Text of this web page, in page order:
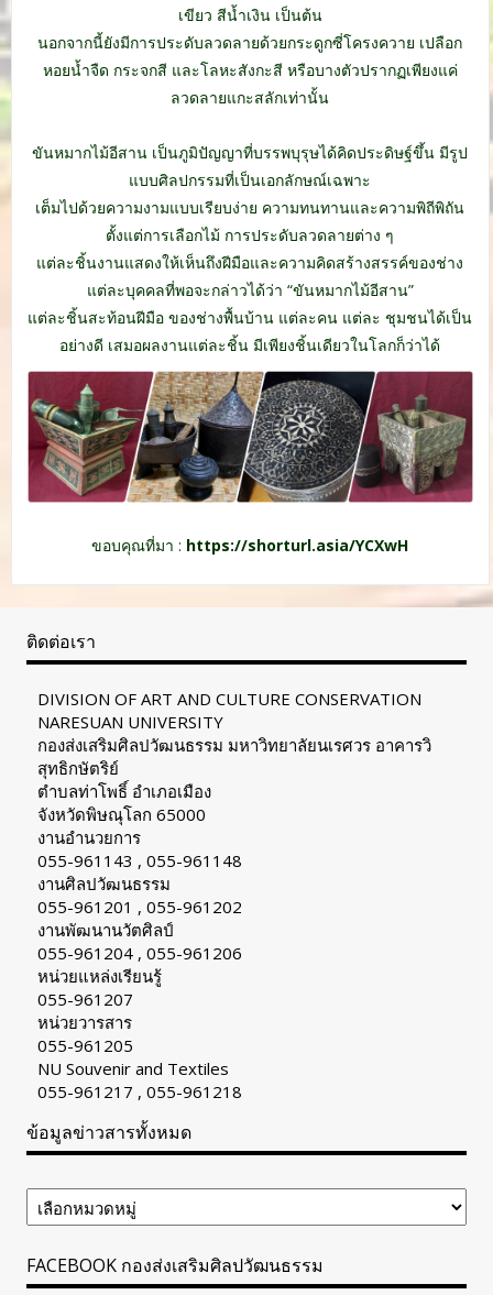
เขียว สีน้ำเงิน เป็นต้น
นอกจากนี้ยังมีการประดับลวดลายด้วยกระดูกซี่โครงควาย เปลือก
หอยน้ำจืด กระจกสี และโลหะสังกะสี หรือบางตัวปรากฏเพียงแค่
ลวดลายแกะสลักเท่านั้น
ขันหมากไม้อีสาน เป็นภูมิปัญญาที่บรรพบุรุษได้คิดประดิษฐ์ขึ้น มีรูป
แบบศิลปกรรมที่เป็นเอกลักษณ์เฉพาะ
เต็มไปด้วยความงามแบบเรียบง่าย ความทนทานและความพิถีพิถัน
ตั้งแต่การเลือกไม้ การประดับลวดลายต่าง ๆ
แต่ละชิ้นงานแสดงให้เห็นถึงฝีมือและความคิดสร้างสรรค์ของช่าง
แต่ละบุคคลที่พอจะกล่าวได้ว่า “ขันหมากไม้อีสาน”
แต่ละชิ้นสะท้อนฝีมือ ของช่างพื้นบ้าน แต่ละคน แต่ละ ชุมชนได้เป็น
อย่างดี เสมอผลงานแต่ละชิ้น มีเพียงชิ้นเดียวในโลกก็ว่าได้
ขอบคุณที่มา : https://shorturl.asia/YCXwH
ติดต่อเรา
DIVISION OF ART AND CULTURE CONSERVATION
NARESUAN UNIVERSITY
กองส่งเสริมศิลปวัฒนธรรม มหาวิทยาลัยนเรศวร อาคารวิ
สุทธิกษัตริย์
ตำบลท่าโพธิ์ อำเภอเมือง
จังหวัดพิษณุโลก 65000
งานอำนวยการ
055-961143 , 055-961148
งานศิลปวัฒนธรรม
055-961201 , 055-961202
งานพัฒนานวัตศิลป์
055-961204 , 055-961206
หน่วยแหล่งเรียนรู้
055-961207
หน่วยวารสาร
055-961205
NU Souvenir and Textiles
055-961217 , 055-961218
ข้อมูลข่าวสารทั้งหมด
ข้อมูล
ข่าวสาร
FACEBOOK กองส่งเสริมศิลปวัฒนธรรม